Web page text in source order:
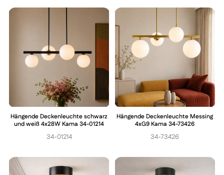
Hängende Deckenleuchte schwarz
und weiß 4x28W Kama 34-01214
34-01214
Hängende Deckenleuchte Messing
4xG9 Kama 34-73426
34-73426